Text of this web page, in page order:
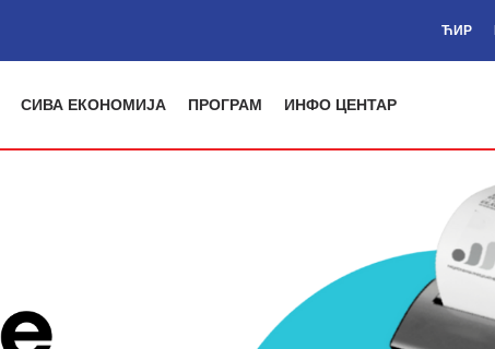
ЋИР
СИВА ЕКОНОМИЈА ПРОГРАМ ИНФО ЦЕНТАР